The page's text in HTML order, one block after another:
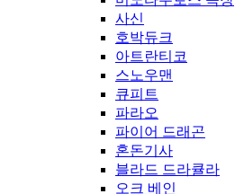
사신
호박듀크
아트란티코
스노우맨
큐피트
파라오
파이어 드래곤
혼돈기사
블라드 드라큘라
오크 베인